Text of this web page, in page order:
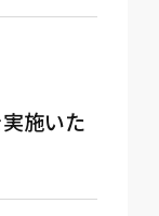
施いた